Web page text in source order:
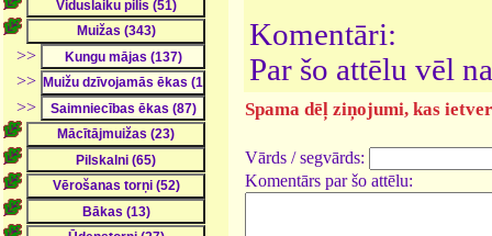
>>
>>
>>
Komentāri:
Par šo attēlu vēl
Spama dēļ ziņojumi, kas
Vārds / segvārds:
Komentārs par šo attēlu: